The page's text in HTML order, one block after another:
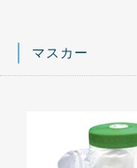
マスカー